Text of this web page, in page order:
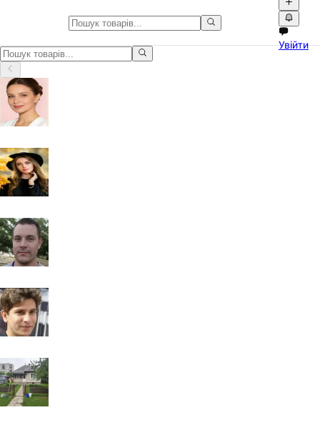
Оголошення в Чернівці
Оголошення в Чернівці. Купуйте та продавайте товари на Npati.
Увійти